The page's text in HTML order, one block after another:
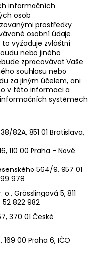
informačních
osob
prostředky
osobní údaje
to vyžaduje zvláštní
nebo jiného
zpracovávat Vaše
souhlasu nebo
za jiným účelem, ani
v této informaci a
systémech
82A, 851 01 Bratislava,
110 00 Praha - Nové
564/9, 957 01
978
Grösslingová 5, 811
822 982
370 01 České
00 Praha 6, IČO